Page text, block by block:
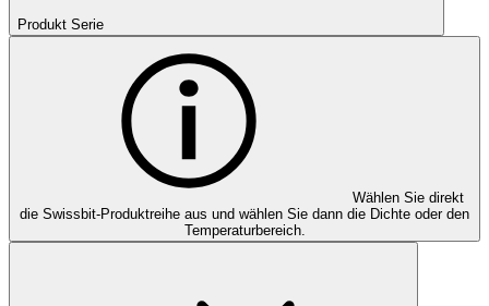
Produkt Serie
Wählen Sie direkt
die Swissbit-Produktreihe aus und wählen Sie dann die Dichte oder den
Temperaturbereich.